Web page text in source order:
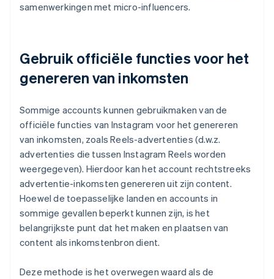
samenwerkingen met micro-influencers.
Gebruik officiële functies voor het
genereren van inkomsten
Sommige accounts kunnen gebruikmaken van de
officiële functies van Instagram voor het genereren
van inkomsten, zoals Reels-advertenties (d.w.z.
advertenties die tussen Instagram Reels worden
weergegeven). Hierdoor kan het account rechtstreeks
advertentie-inkomsten genereren uit zijn content.
Hoewel de toepasselijke landen en accounts in
sommige gevallen beperkt kunnen zijn, is het
belangrijkste punt dat het maken en plaatsen van
content als inkomstenbron dient.
Deze methode is het overwegen waard als de